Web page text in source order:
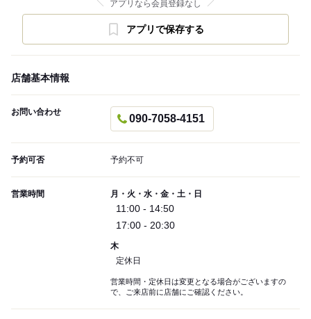
アプリなら会員登録なし
アプリで保存する
店舗基本情報
お問い合わせ
090-7058-4151
予約可否 予約不可
営業時間 月・火・水・金・土・日
11:00 - 14:50
17:00 - 20:30
木
定休日
営業時間・定休日は変更となる場合がございますの
で、ご来店前に店舗にご確認ください。